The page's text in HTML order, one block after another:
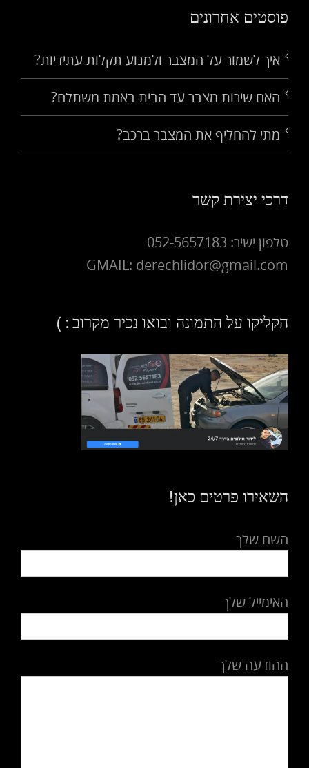
פוסטים אחרונים
איך לשמור על המצבר ולמנוע תקלות עתידיות?
האם שירות מצבר עד הבית באמת משתלם?
מתי להחליף את המצבר ברכב?
דרכי יצירת קשר
טלפון ישיר: 052-5657183
GMAIL: derechlidor@gmail.com
הקליקו על התמונה ובואו נכיר מקרוב : )
השאירו פרטים כאן!
השם שלך
האימייל שלך
ההודעה שלך